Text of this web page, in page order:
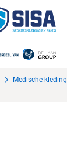
Medische kleding